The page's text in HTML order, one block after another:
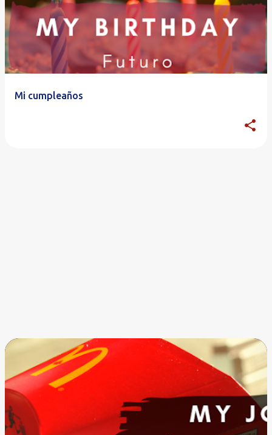
Mi cumpleaños